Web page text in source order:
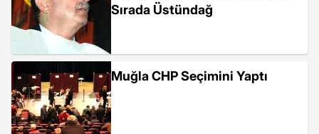
Sırada Üstündağ
Muğla CHP Seçimini Yaptı